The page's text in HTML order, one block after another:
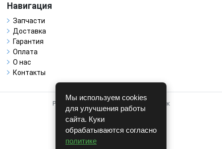
Навигация
Запчасти
Доставка
Гарантия
Оплата
О нас
Контакты
Работает на системе для авторазборок
CARRO.БИЗНЕС
Полная версия
© COPYRIGHT 2026 г.
Мы используем cookies
для улучшения работы
сайта. Куки
обрабатываются согласно
политике